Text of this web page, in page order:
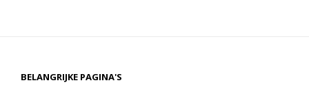
BELANGRIJKE PAGINA'S